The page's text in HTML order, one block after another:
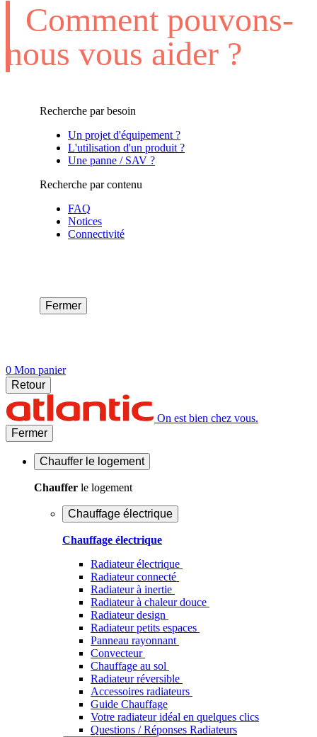
Comment pouvons-
nous vous aider ?
Recherche par besoin
Un projet d'équipement ?
L'utilisation d'un produit ?
Une panne / SAV ?
Recherche par contenu
FAQ
Notices
Connectivité
Fermer
0 Mon panier
Retour
On est bien chez vous.
Fermer
Chauffer le logement
Chauffer le logement
Chauffage électrique
Chauffage électrique
Radiateur électrique
Radiateur connecté
Radiateur à inertie
Radiateur à chaleur douce
Radiateur design
Radiateur petits espaces
Panneau rayonnant
Convecteur
Chauffage au sol
Radiateur réversible
Accessoires radiateurs
Guide Chauffage
Votre radiateur idéal en quelques clics
Questions / Réponses Radiateurs